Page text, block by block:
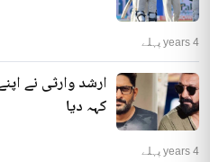
4 years پہلے
ارشد وارثی نے
کہہ دیا
4 years پہلے